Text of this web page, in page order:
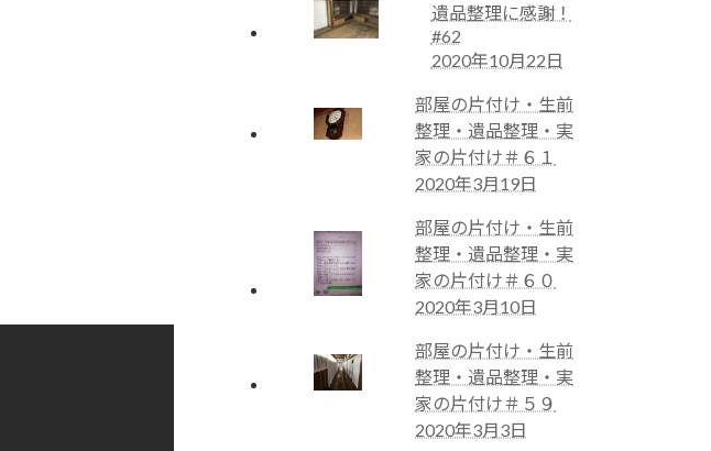
遺品整理に感謝！
#62
2020年10月22日
部屋の片付け・生前
整理・遺品整理・実
家の片付け＃６１
2020年3月19日
部屋の片付け・生前
整理・遺品整理・実
家の片付け＃６０
2020年3月10日
部屋の片付け・生前
整理・遺品整理・実
家の片付け＃５９
2020年3月3日